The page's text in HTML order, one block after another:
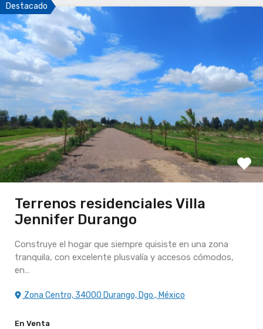
Destacado
Terrenos residenciales Villa
Jennifer Durango
Construye el hogar que siempre quisiste en una zona
tranquila, con excelente plusvalía y accesos cómodos,
en…
Zona Centro, 34000 Durango, Dgo., México
En Venta